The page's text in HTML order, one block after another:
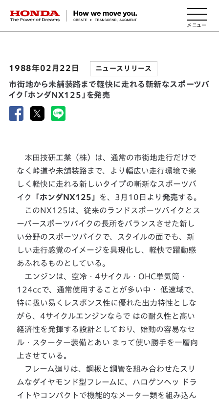
HONDA The Power of Dreams
1988年02月22日 ニュースリリース
市街地から未舗装路まで軽快に走れる斬新なスポーツバ
イク「ホンダNX125」を発売
本田技研工業（株）は、通常の市街地走行だけで
なく峠道や未舗装路まで、より幅広い走行環境で楽
しく軽快に走れる新しいタイプの斬新なスポーツバ
イク
「ホンダNX125」 を、3月10日より発売する。
このNX125は、従来のランドスポーツバイクとス
ーパースポーツバイクの長所をバランスさせた新し
い分野のスポーツバイクで、スタイルの面でも、新
しい走行感覚のイメージを具現化し、軽快で躍動感
あふれるものとしている。
エンジンは、空冷・4サイクル・OHC単気筒・
124ccで、通常使用することが多い中・ 低速域で、
特に扱い易くレスポンス性に優れた出力特性としな
がら、4サイクルエンジンならで はの耐久性と高い
経済性を発揮する設計としており、始動の容易なセ
ル・スターター装備とあい まって使い勝手を一層向
上させている。
フレーム廻りは、鋼板と鋼管を組み合わせたスリ
ムなダイヤモンド型フレームに、ハロゲンヘッ ドラ
イトやコンパクトで機能的なメーター類を組み込ん